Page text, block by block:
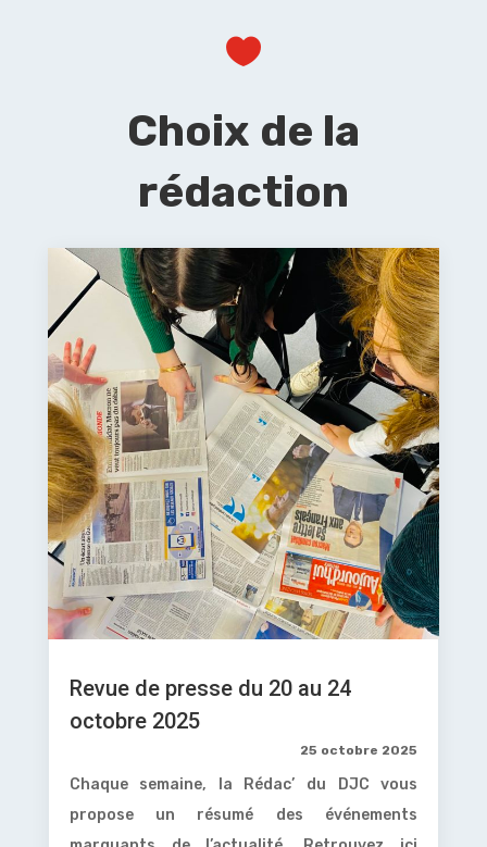

Choix de la
rédaction
Revue de presse du 20 au 24
octobre 2025
25 octobre 2025
Chaque semaine, la Rédac’ du DJC vous
propose un résumé des événements